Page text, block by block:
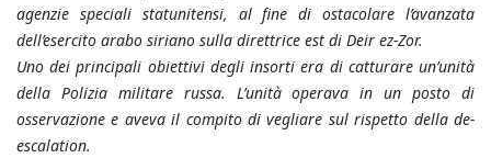
agenzie speciali statunitensi, al fine di ostacolare l’avanzata
dell’esercito arabo siriano sulla direttrice est di Deir ez-Zor.
Uno dei principali obiettivi degli insorti era di catturare un’unità
della Polizia militare russa. L’unità operava in un posto di
osservazione e aveva il compito di vegliare sul rispetto della de-
escalation.